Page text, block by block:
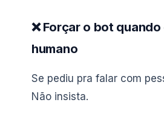
❌ Forçar o bot
humano
Se pediu pra falar com
Não insista.